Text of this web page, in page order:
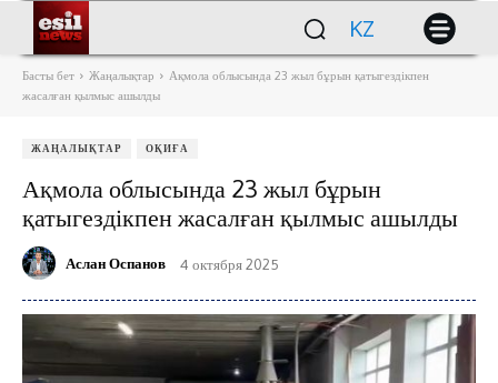
KZ
Басты бет Жаңалықтар
Ақмола облысында 23 жыл бұрын қатыгездікпен
жасалған қылмыс ашылды
ЖАҢАЛЫҚТАР ОҚИҒА
Ақмола облысында 23 жыл бұрын
қатыгездікпен жасалған қылмыс ашылды
Аслан Оспанов 4 октября 2025